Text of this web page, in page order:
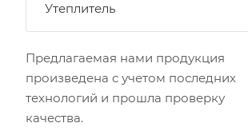
Утеплитель
Предлагаемая нами продукция
произведена с учетом последних
технологий и прошла проверку
качества.